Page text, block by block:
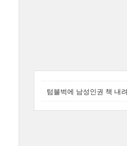
텀블벅에 남성인권 책 내